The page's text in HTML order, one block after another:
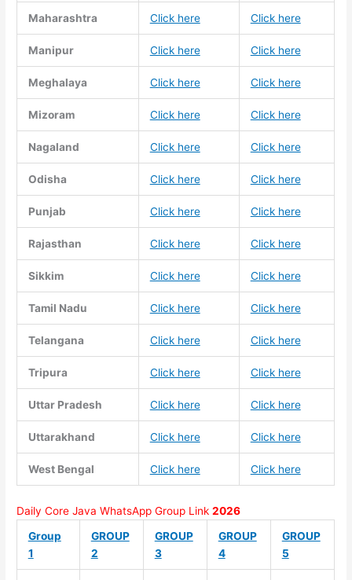
Maharashtra Click here Click here
Manipur Click here Click here
Meghalaya Click here Click here
Mizoram Click here Click here
Nagaland Click here Click here
Odisha Click here Click here
Punjab Click here Click here
Rajasthan Click here Click here
Sikkim Click here Click here
Tamil Nadu Click here Click here
Telangana Click here Click here
Tripura Click here Click here
Uttar Pradesh Click here Click here
Uttarakhand Click here Click here
West Bengal Click here Click here
Daily Core Java WhatsApp Group Link2026
Group
1
GROUP
2
GROUP
3
GROUP
4
GROUP
5